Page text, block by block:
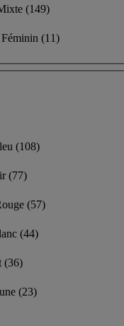
(149)
Féminin (11)
(108)
(77)
(57)
(44)
(36)
(23)